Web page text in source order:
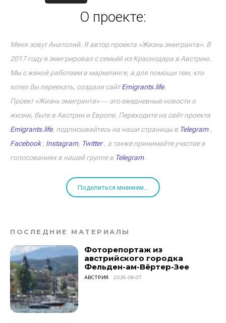
О проекте:
Меня зовут Анатолий. Я автор проекта «Жизнь эмигранта». В
2017 году я эмигрировал с семьёй из Краснодара в Австрию.
Мы с женой работаем в маркетинге, а для помощи тем, кто
хотел бы переехать, создали сайтEmigrants.life.
Проект «Жизнь эмигранта» ― это ежедневные новости о
жизни, быте в Австрии и Европе. Переходите на сайт проекта
Emigrants.life, подписывайтесь на наши страницы в Telegram,
Facebook, Instagram, Twitter, а также принимайте участие в
голосованиях в нашей группе в Telegram.
Поделиться мнением...
ПОСЛЕДНИЕ МАТЕРИАЛЫ
Фоторепортаж из
австрийского городка
Фельден-ам-Вёртер-Зее
АВСТРИЯ 2026-08-07